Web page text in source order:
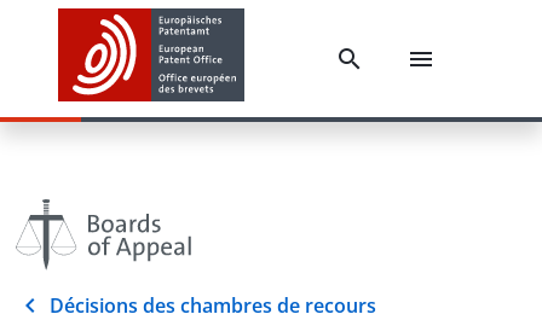
Décisions des chambres de recours